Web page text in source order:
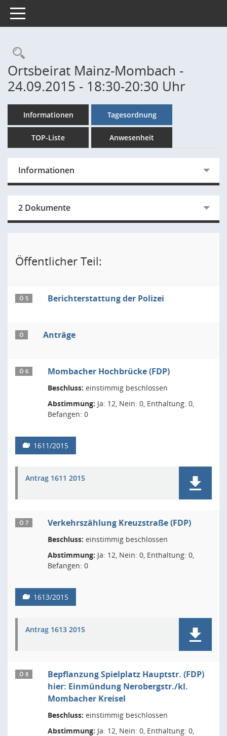
Toggle navigation
Rechercheauswahl
Ortsbeirat Mainz-Mombach -
24.09.2015 - 18:30-20:30 Uhr
Informationen Tagesordnung
TOP-Liste Anwesenheit
Informationen
2 Dokumente
Öffentlicher Teil:
Ö 5 Berichterstattung der Polizei
Ö Anträge
Ö 6 Mombacher Hochbrücke (FDP)
Beschluss: einstimmig beschlossen
Abstimmung: Ja: 12, Nein: 0, Enthaltung: 0,
Befangen: 0
1611/2015
Antrag 1611 2015
Ö 7 Verkehrszählung Kreuzstraße (FDP)
Beschluss: einstimmig beschlossen
Abstimmung: Ja: 12, Nein: 0, Enthaltung: 0,
Befangen: 0
1613/2015
Antrag 1613 2015
Ö 8
Bepflanzung Spielplatz Hauptstr. (FDP)
hier: Einmündung Nerobergstr./kl.
Mombacher Kreisel
Beschluss: einstimmig beschlossen
Abstimmung: Ja: 12, Nein: 0, Enthaltung: 0,